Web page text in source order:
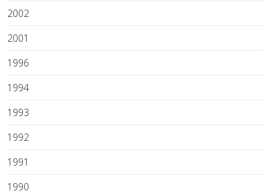
2002
2001
1996
1994
1993
1992
1991
1990